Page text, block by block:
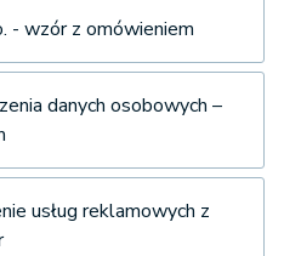
- wzór z omówieniem
danych osobowych –
usług reklamowych z